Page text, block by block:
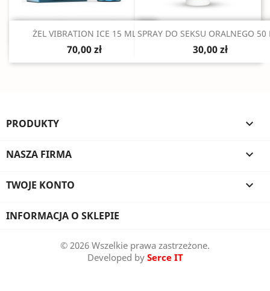
Szybki podgląd
ŻEL VIBRATION ICE 15 ML
70,00 zł
Szybki podgląd
SPRAY DO SEKSU ORALNEGO 50
30,00 zł
PRODUKTY 
NASZA FIRMA 
TWOJE KONTO 
INFORMACJA O SKLEPIE
© 2026 Wszelkie prawa zastrzeżone.
Developed by Serce IT